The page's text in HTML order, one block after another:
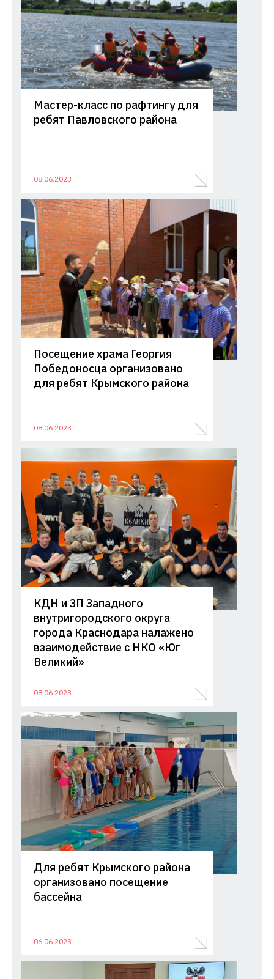
Мастер-класс по рафтингу для
ребят Павловского района
08.06.2023
Посещение храма Георгия
Победоносца организовано
для ребят Крымского района
08.06.2023
КДН и ЗП Западного
внутригородского округа
города Краснодара налажено
взаимодействие с НКО «Юг
Великий»
08.06.2023
Для ребят Крымского района
организовано посещение
бассейна
06.06.2023